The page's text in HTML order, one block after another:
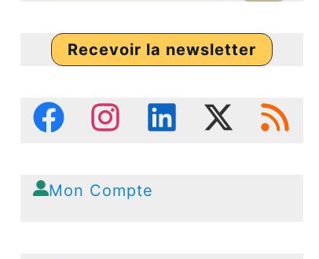
Recevoir la newsletter
Mon Compte